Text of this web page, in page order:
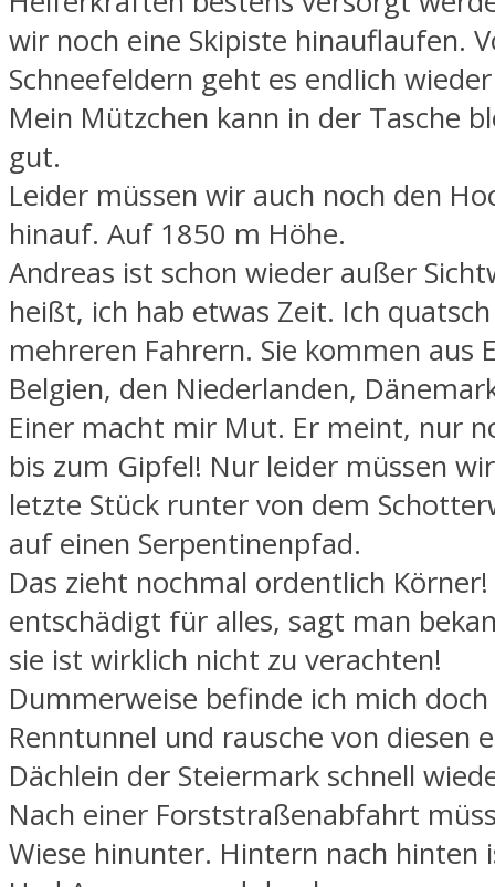
wir noch eine Skipiste hinauflaufen.
Schneefeldern geht es endlich
Mein Mützchen kann in der Tasche
gut.
Leider müssen wir auch noch den
hinauf. Auf 1850 m Höhe.
Andreas ist schon wieder außer
heißt, ich hab etwas Zeit. Ich
mehreren Fahrern. Sie kommen aus
Belgien, den Niederlanden,
Einer macht mir Mut. Er meint, nur
bis zum Gipfel! Nur leider müssen
letzte Stück runter von dem
auf einen Serpentinenpfad.
Das zieht nochmal ordentlich
entschädigt für alles, sagt man
sie ist wirklich nicht zu verachten!
Dummerweise befinde ich mich
Renntunnel und rausche von diesen
Dächlein der Steiermark schnell
Nach einer Forststraßenabfahrt
Wiese hinunter. Hintern nach hinten